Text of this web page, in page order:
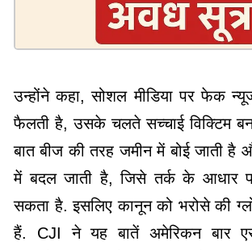
उन्होंने कहा, सोशल मीडिया पर फेक
फैलती है, उसके चलते सच्चाई विक्टिम
बात बीज की तरह जमीन में बोई जाती है
में बदल जाती है, जिसे तर्क के आधार
सकता है. इसलिए कानून को भरोसे की
हैं. CJI ने यह बातें अमेरिकन बार